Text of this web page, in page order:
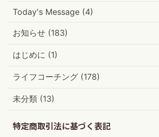
Today's Message (4)
お知らせ (183)
はじめに (1)
ライフコーチング (178)
未分類 (13)
特定商取引法に基づく表記